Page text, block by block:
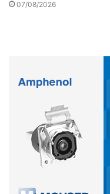
07/08/2026